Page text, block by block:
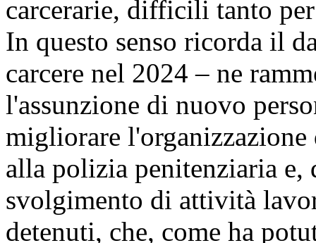
carcerarie, difficili tanto
In questo senso ricorda il
carcere nel 2024 – ne
l'assunzione di nuovo
migliorare
alla polizia penitenziaria
svolgimento di attività
detenuti, che, come ha